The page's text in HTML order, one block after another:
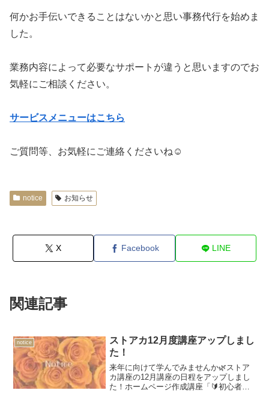
何かお手伝いできることはないかと思い事務代行を始めま
した。
業務内容によって必要なサポートが違うと思いますのでお
気軽にご相談ください。
サービスメニューはこちら
ご質問等、お気軽にご連絡くださいね☺
notice お知らせ
X Facebook LINE
関連記事
notice
ストアカ12月度講座アップしまし
た！
来年に向けて学んでみませんか🌿ストア
カ講座の12月講座の日程をアップしまし
た！ホームページ作成講座「🔰初心者歓